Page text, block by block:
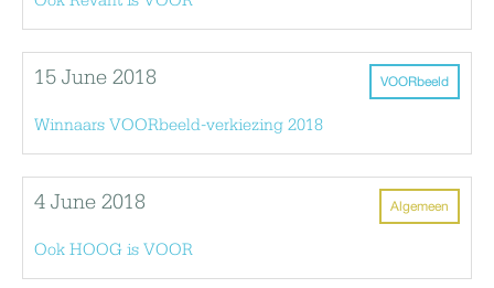
VOORbeeld
15 June 2018
Winnaars VOORbeeld-verkiezing 2018
Algemeen
4 June 2018
Ook HOOG is VOOR